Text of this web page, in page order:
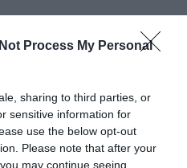
Process My Personal
sharing to third parties, or
sensitive information for
use the below opt-out
Please note that after your
may continue seeing